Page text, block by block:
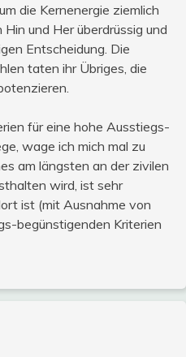
die Kernenergie ziemlich
und Her überdrüssig und
Entscheidung. Die
taten ihr Übriges, die
für eine hohe Ausstiegs-
wage ich mich mal zu
am längsten an der zivilen
wird, ist sehr
ist (mit Ausnahme von
begünstigenden Kriterien